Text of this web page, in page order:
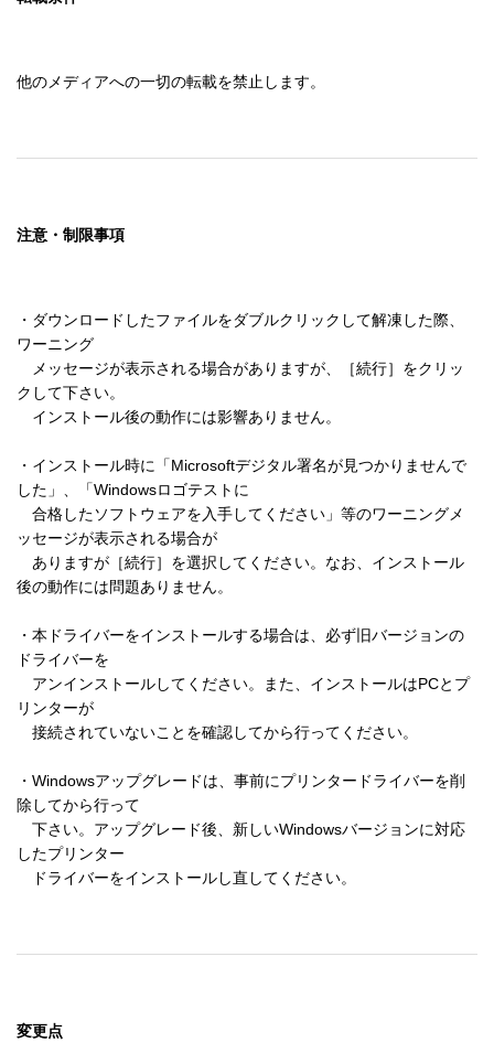
他のメディアへの一切の転載を禁止します。
注意・制限事項
・ダウンロードしたファイルをダブルクリックして解凍した際、
ワーニング
メッセージが表示される場合がありますが、［続行］をクリッ
クして下さい。
インストール後の動作には影響ありません。
・インストール時に「Microsoftデジタル署名が見つかりませんで
した」、「Windowsロゴテストに
合格したソフトウェアを入手してください」等のワーニングメ
ッセージが表示される場合が
ありますが［続行］を選択してください。なお、インストール
後の動作には問題ありません。
・本ドライバーをインストールする場合は、必ず旧バージョンの
ドライバーを
アンインストールしてください。また、インストールはPCとプ
リンターが
接続されていないことを確認してから行ってください。
・Windowsアップグレードは、事前にプリンタードライバーを削
除してから行って
下さい。アップグレード後、新しいWindowsバージョンに対応
したプリンター
変更点